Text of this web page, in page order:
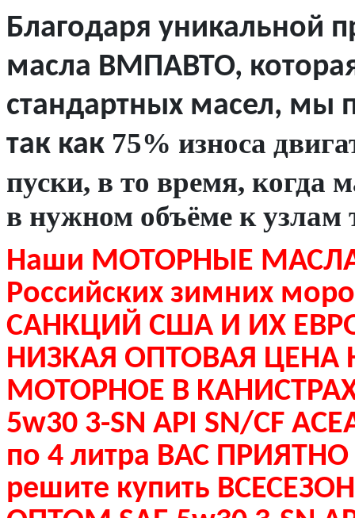
Благодаря уникальной
масла ВМПАВТО,
стандартных масел, мы
так как 75% износа
пуски, в то время, когда
в нужном объёме к узлам
Наши МОТОРНЫЕ МАСЛА
Российских зимних
САНКЦИЙ США И ИХ
НИЗКАЯ ОПТОВАЯ ЦЕНА
МОТОРНОЕ В
5w30 3-SN API SN/CF
по 4 литра ВАС
решите купить